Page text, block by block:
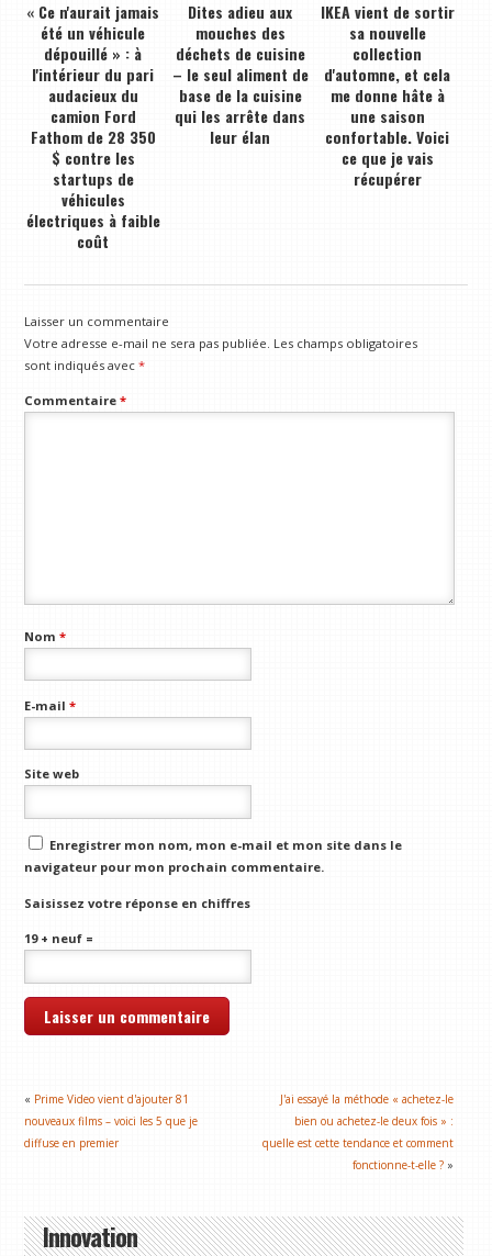
« Ce n'aurait jamais
été un véhicule
dépouillé » : à
l'intérieur du pari
audacieux du
camion Ford
Fathom de 28 350
$ contre les
startups de
véhicules
électriques à faible
coût
Dites adieu aux
mouches des
déchets de cuisine
– le seul aliment de
base de la cuisine
qui les arrête dans
leur élan
IKEA vient de sortir
sa nouvelle
collection
d'automne, et cela
me donne hâte à
une saison
confortable. Voici
ce que je vais
récupérer
Laisser un commentaire
Votre adresse e-mail ne sera pas publiée. Les champs obligatoires
sont indiqués avec*
Commentaire*
Nom*
E-mail*
Site web
Enregistrer mon nom, mon e-mail et mon site dans le
navigateur pour mon prochain commentaire.
Saisissez votre réponse en chiffres
19 + neuf =
« Prime Video vient d'ajouter 81
nouveaux films – voici les 5 que je
diffuse en premier
J'ai essayé la méthode « achetez-le
bien ou achetez-le deux fois » :
quelle est cette tendance et comment
fonctionne-t-elle ? »
Innovation